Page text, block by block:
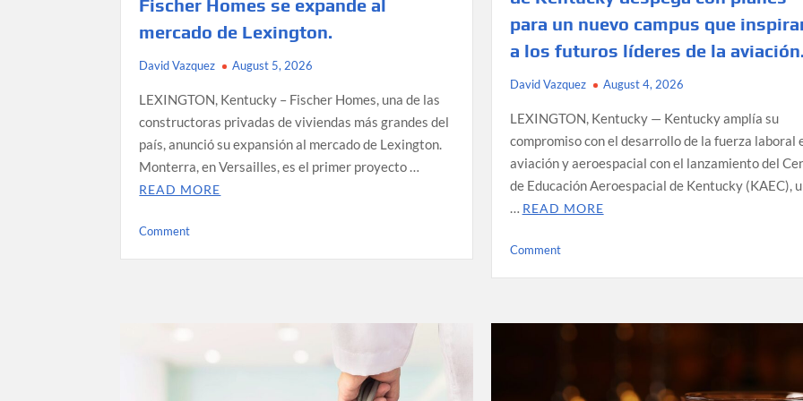
Fischer Homes se expande al
mercado de Lexington.
David Vazquez August 5, 2026
LEXINGTON, Kentucky – Fischer Homes, una de las
constructoras privadas de viviendas más grandes del
país, anunció su expansión al mercado de Lexington.
Monterra, en Versailles, es el primer proyecto …
READ MORE
Commenton
de
para un nuevo campus que
a los futuros líderes de la
David Vazquez August 4, 2026
LEXINGTON, Kentucky — Kentucky amplía su
compromiso con el desarrollo de la fuerza laboral
aviación y aeroespacial con el lanzamiento del
de Educación Aeroespacial de Kentucky (KAEC),
… READ MORE
Commenton
Educación
Kentucky